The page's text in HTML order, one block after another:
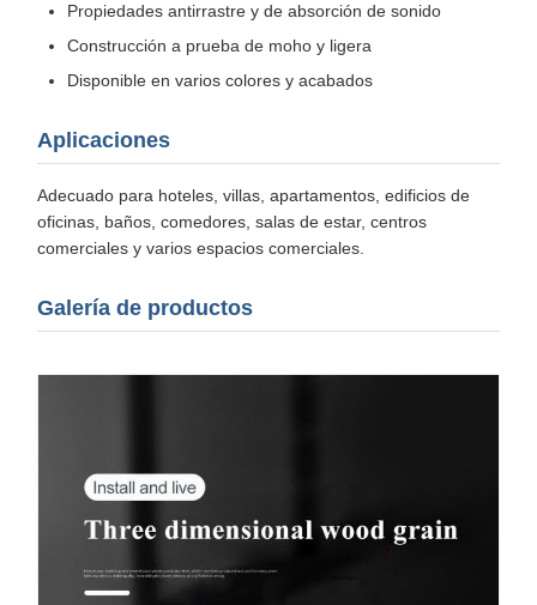
Propiedades antirrastre y de absorción de sonido
Construcción a prueba de moho y ligera
Disponible en varios colores y acabados
Aplicaciones
Adecuado para hoteles, villas, apartamentos, edificios de
oficinas, baños, comedores, salas de estar, centros
comerciales y varios espacios comerciales.
Galería de productos